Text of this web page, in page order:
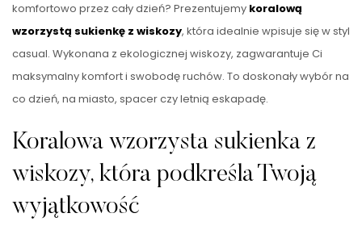
komfortowo przez cały dzień? Prezentujemy koralową
wzorzystą sukienkę z wiskozy, która idealnie wpisuje się w styl
casual. Wykonana z ekologicznej wiskozy, zagwarantuje Ci
maksymalny komfort i swobodę ruchów. To doskonały wybór na
co dzień, na miasto, spacer czy letnią eskapadę.
Koralowa wzorzysta sukienka z
wiskozy, która podkreśla Twoją
wyjątkowość